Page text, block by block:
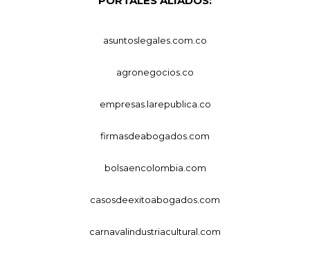
asuntoslegales.com.co
agronegocios.co
empresas.larepublica.co
firmasdeabogados.com
bolsaencolombia.com
casosdeexitoabogados.com
carnavalindustriacultural.com